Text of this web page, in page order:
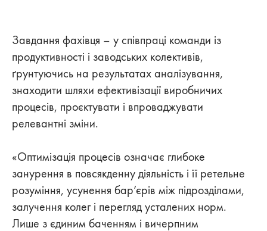
Завдання фахівця – у співпраці команди із
продуктивності і заводських колективів,
ґрунтуючись на результатах аналізування,
знаходити шляхи ефективізації виробничих
процесів, проєктувати і впроваджувати
релевантні зміни.
«Оптимізація процесів означає глибоке
занурення в повсякденну діяльність і її ретельне
розуміння, усунення бар’єрів між підрозділами,
залучення колег і перегляд усталених норм.
Лише з єдиним баченням і вичерпним